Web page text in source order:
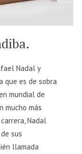
Nadal y
que es de sobra
mundial de
mucho más
Nadal
sus
llamada